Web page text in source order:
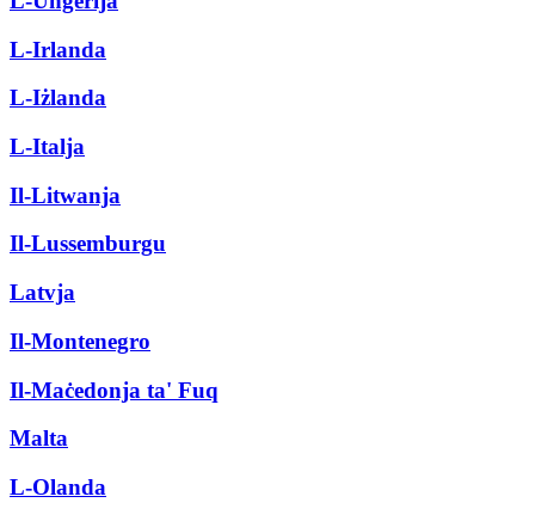
L-Irlanda
L-Iżlanda
L-Italja
Il-Litwanja
Il-Lussemburgu
Latvja
Il-Montenegro
Il-Maċedonja ta' Fuq
Malta
L-Olanda